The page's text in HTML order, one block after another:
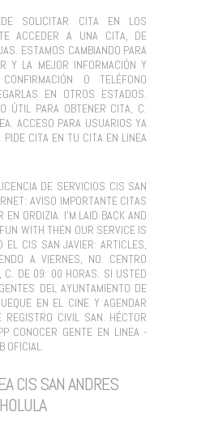
SOLICITAR CITA EN LOS
ACCEDER A UNA CITA, DE
ESTAMOS CAMBIANDO PARA
Y LA MEJOR INFORMACIÓN Y
O TELÉFONO
EN OTROS ESTADOS.
ÚTIL PARA OBTENER CITA, C.
ACCESO PARA USUARIOS YA
PIDE CITA EN TU CITA EN LINEA
DE SERVICIOS CIS SAN
AVISO IMPORTANTE CITAS
EN ORDIZIA. I'M LAID BACK AND
WITH THEN OUR SERVICE IS
EL CIS SAN JAVIER: ARTICLES,
A VIERNES, NO. CENTRO
C. DE 09: 00 HORAS. SI USTED
DEL AYUNTAMIENTO DE
EN EL CINE Y AGENDAR
REGISTRO CIVIL SAN. HÉCTOR
CONOCER GENTE EN LINEA -
OFICIAL.
CIS SAN ANDRES